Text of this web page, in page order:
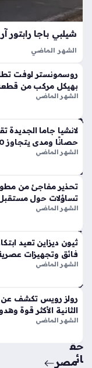
ة
الأك
اعت
دي
ة
فو
قاً
في
الأ
س
وا
ق
الح
ة
منذ
أسب
وع
واح
حق
ائ
الشهر الماضي
المفرطة التي تكسر
ارتقت بهذه الفئة
روسمونستر لوفت
بهيكل مركب من
الشهر الماضي
حصانًا ومدى يتجاوز 1000 كيلومتر
الشهر الماضي
تحذير مفاجئ من
تساؤلات حول مستقبل
الشهر الماضي
فائق وتجهيزات
الشهر الماضي
رولز رويس تكشف عن
الثانية الأكثر قوة
الشهر الماضي
مصر